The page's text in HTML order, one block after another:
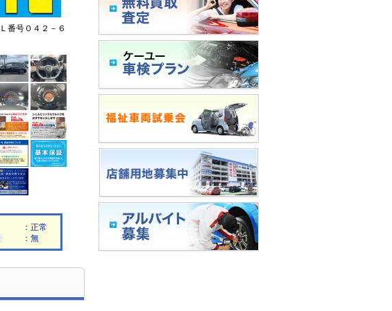
番号０４２－６
：正常
：無